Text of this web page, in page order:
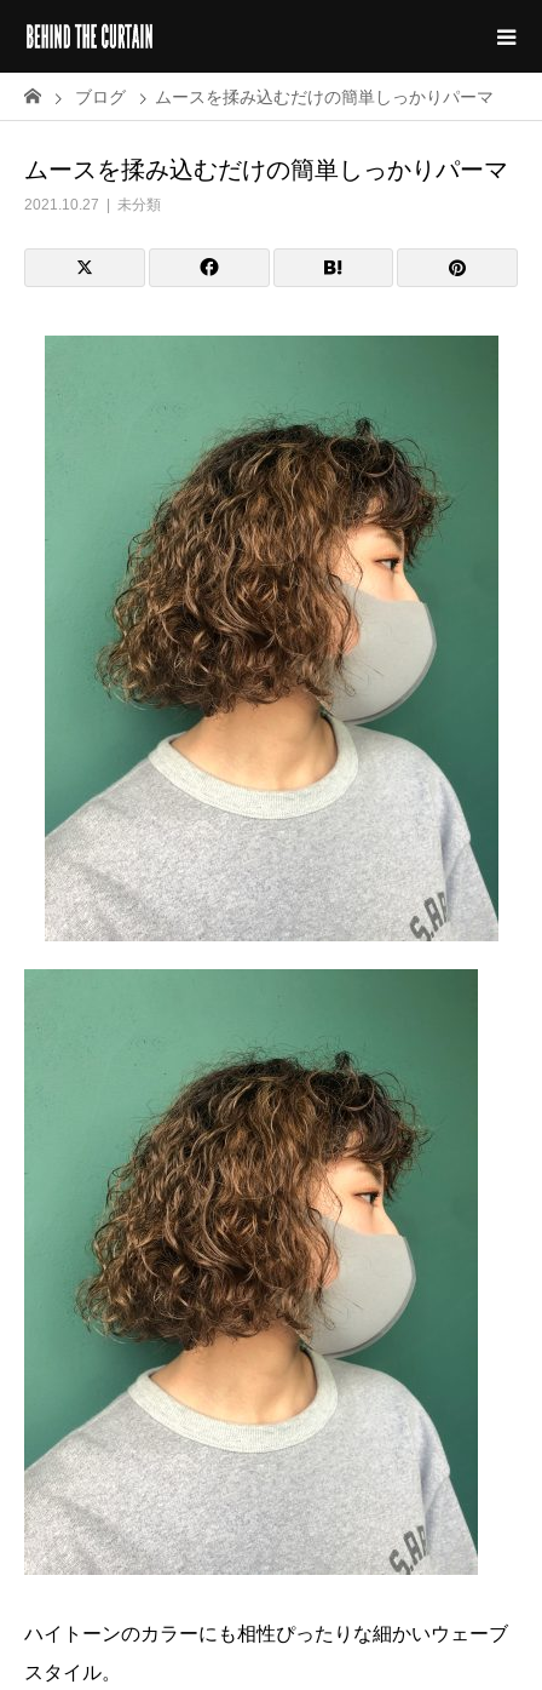
ブログ ムースを揉み込むだけの簡単しっかりパーマ
ムースを揉み込むだけの簡単しっかりパーマ
2021.10.27 未分類
ハイトーンのカラーにも相性ぴったりな細かいウェーブ
スタイル。